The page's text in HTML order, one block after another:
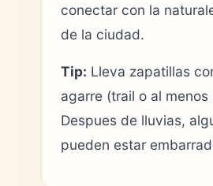
conectar con la
de la ciudad.
Tip: Lleva zapatillas
agarre (trail o al
Despues de lluvias,
pueden estar